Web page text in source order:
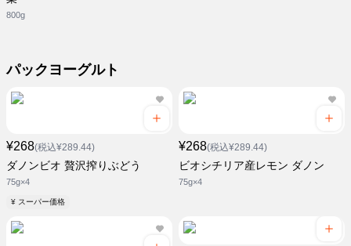
800g
パックヨーグルト
¥268(税込¥289.44)
ダノンビオ 贅沢搾りぶどう
75g×4
¥ スーパー価格
¥268(税込¥289.44)
ビオシチリア産レモン ダノン
75g×4